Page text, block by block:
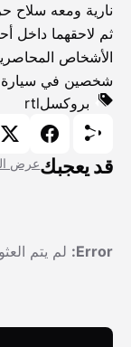
نارية ومعه سلاح
ثم لاحقهما داخل
الأشخاص
شخصين في سيارة
بروكسلrtl
قد يعجبكعرض
Error: لم يتم